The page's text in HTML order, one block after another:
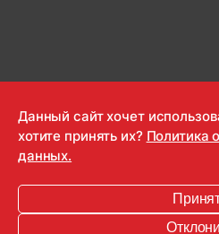
OOO "Радио-Любовь" 2000-2026
Информация для
Данный сайт хочет
хотите принять их? Политика
данных.